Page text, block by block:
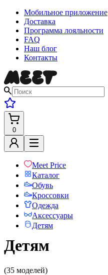
Мобильное приложение
Доставка
Программа лояльности
FAQ
Наш блог
Контакты
0
Meet Price
Каталог
Обувь
Кроссовки
Одежда
Аксессуары
Детям
Детям
(35 моделей)